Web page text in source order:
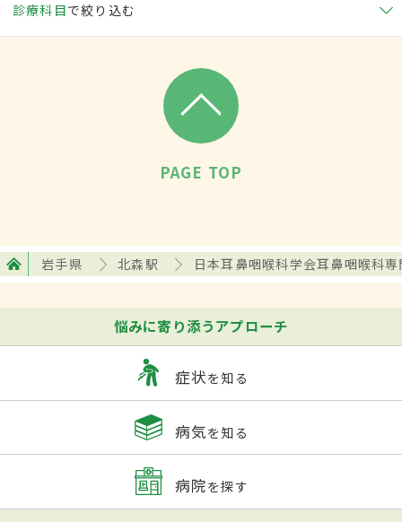
診療科目で絞り込む
PAGE TOP
岩手県 北森駅 日本耳鼻咽喉科学会耳鼻咽喉科
悩みに寄り添うアプローチ
症状を知る
病気を知る
病院を探す